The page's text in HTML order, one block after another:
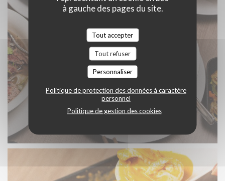
à gauche des pages du site.
Tout accepter
Tout refuser
Personnaliser
Politique de protection des données à caractère
personnel
Politique de gestion des cookies